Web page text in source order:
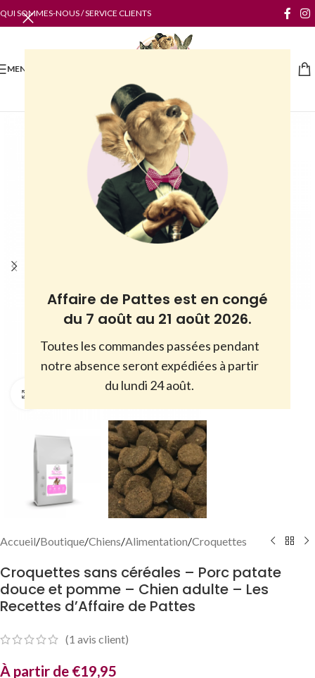
Affaire de Pattes est en congé
du 7 août au 21 août 2026.
Toutes les commandes passées pendant
notre absence seront expédiées à partir
du lundi 24 août.
QUI SOMMES-NOUS / SERVICE CLIENTS
MENU
Cliquez pour agrandir
Accueil/Boutique/Chiens/Alimentation/Croquettes
Croquettes sans céréales – Porc patate
douce et pomme – Chien adulte – Les
Recettes d’Affaire de Pattes
(1 avis client)
À partir de €19,95